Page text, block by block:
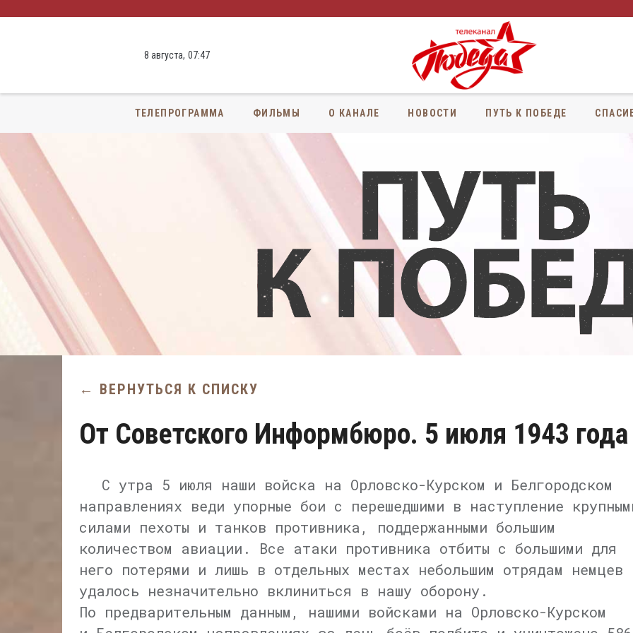
8 августа, 07:47
ТЕЛЕПРОГРАММА ФИЛЬМЫ О КАНАЛЕ НОВОСТИ ПУТЬ К ПОБЕДЕ
← ВЕРНУТЬСЯ К СПИСКУ
От Советского Информбюро. 5 июля 1943 года
С утра 5 июля наши войска на Орловско-Курском и Белгородском
направлениях веди упорные бои с перешедшими в наступление
силами пехоты и танков противника, поддержанными большим
количеством авиации. Все атаки противника отбиты с большими для
него потерями и лишь в отдельных местах небольшим отрядам немцев
удалось незначительно вклиниться в нашу оборону.
По предварительным данным, нашими войсками на Орловско-Курском